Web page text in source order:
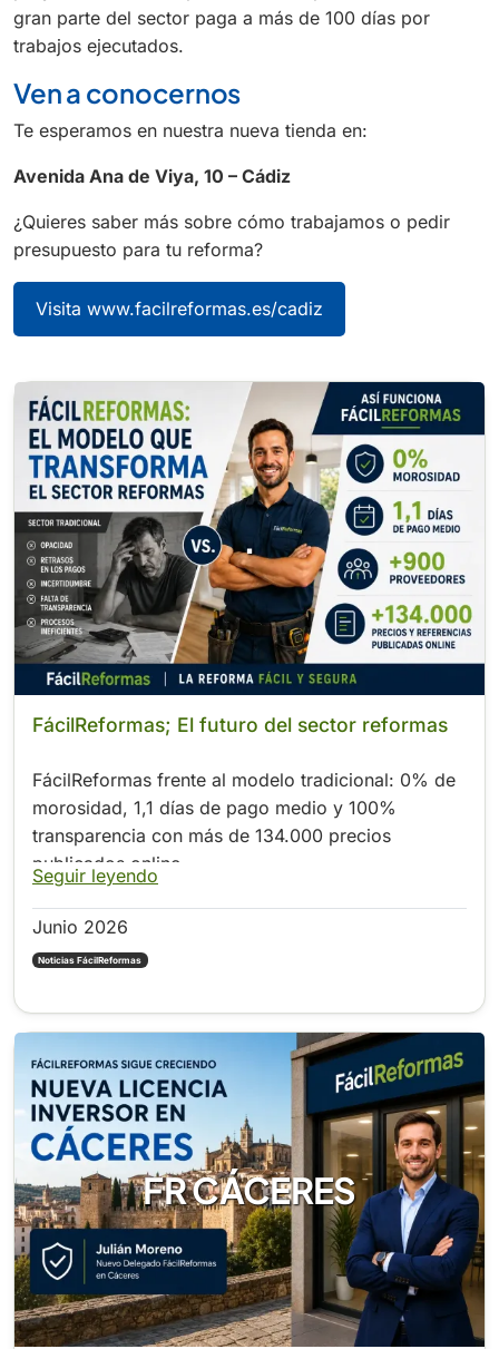
gran parte del sector paga a más de 100 días por
trabajos ejecutados.
Ven a conocernos
Te esperamos en nuestra nueva tienda en:
Avenida Ana de Viya, 10 – Cádiz
¿Quieres saber más sobre cómo trabajamos o pedir
presupuesto para tu reforma?
Visita www.facilreformas.es/cadiz
.
FácilReformas; El futuro del sector reformas
FácilReformas frente al modelo tradicional: 0% de
morosidad, 1,1 días de pago medio y 100%
transparencia con más de 134.000 precios
publicados online
Seguir leyendo
Junio 2026
Noticias FácilReformas
FR CÁCERES